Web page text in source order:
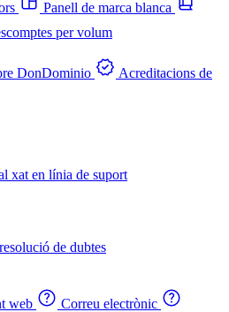
Panell de marca blanca
per volum
DonDominio
Acreditacions de
xat en línia de suport
de dubtes
web
Correu electrònic